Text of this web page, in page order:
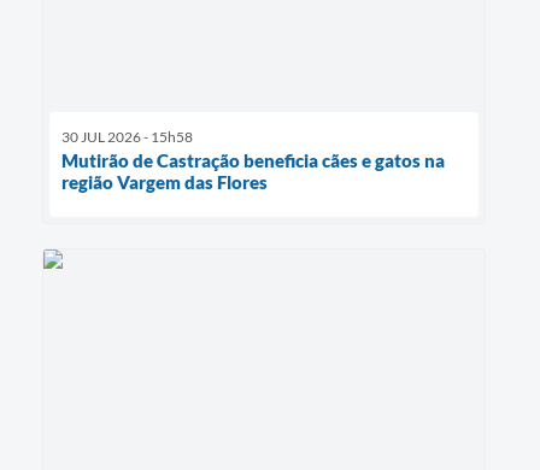
30 JUL 2026 - 15h58
Mutirão de Castração beneficia cães e gatos na
região Vargem das Flores